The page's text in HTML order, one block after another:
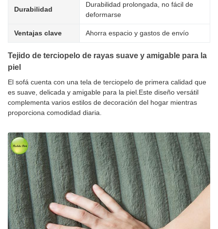
Durabilidad
Durabilidad prolongada, no fácil de
deformarse
Ventajas clave Ahorra espacio y gastos de envío
Tejido de terciopelo de rayas suave y amigable para la
piel
El sofá cuenta con una tela de terciopelo de primera calidad que
es suave, delicada y amigable para la piel.Este diseño versátil
complementa varios estilos de decoración del hogar mientras
proporciona comodidad diaria.